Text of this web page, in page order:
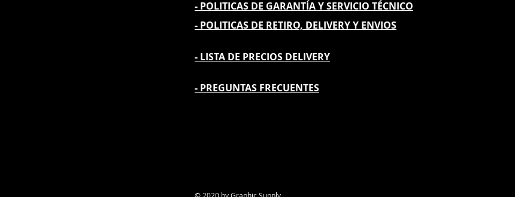
- POLITICAS DE GARANTÍAY SERVICIO TÉCNICO
- POLITICAS DE RETIRO, DELIVERY Y ENVIOS
- LISTA DE PRECIOS DELIVERY
- PREGUNTAS FRECUENTES